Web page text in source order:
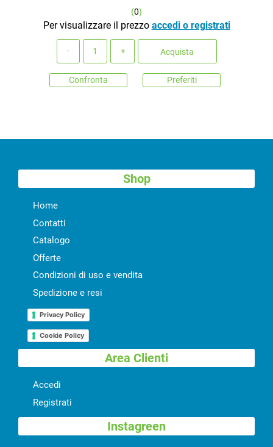
(0)
Per visualizzare il prezzo accedi o registrati
Acquista
Confronta Preferiti
Shop
Home
Contatti
Catalogo
Offerte
Condizioni di uso e vendita
Spedizione e resi
Privacy Policy
Cookie Policy
Area Clienti
Accedi
Registrati
Instagreen